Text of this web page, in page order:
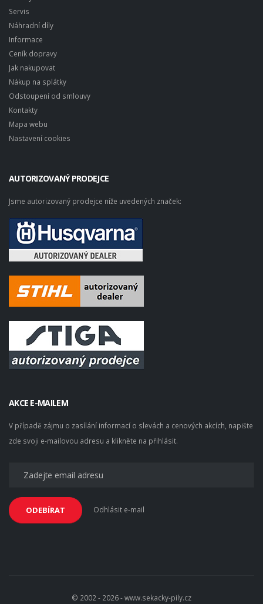
Servis
Náhradní díly
Informace
Ceník dopravy
Jak nakupovat
Nákup na splátky
Odstoupení od smlouvy
Kontakty
Mapa webu
Nastavení cookies
AUTORIZOVANÝ PRODEJCE
Jsme autorizovaný prodejce níže uvedených značek:
AKCE E-MAILEM
V případě zájmu o zasílání informací o slevách a cenových akcích, napište
zde svoji e-mailovou adresu a klikněte na přihlásit.
ODEBÍRAT Odhlásit e-mail
© 2002 - 2026 - www.sekacky-pily.cz